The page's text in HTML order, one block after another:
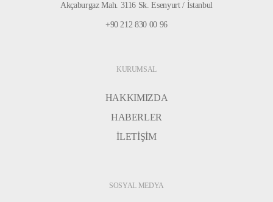
Akçaburgaz Mah. 3116 Sk. Esenyurt / İstanbul
+90 212 830 00 96
KURUMSAL
HAKKIMIZDA
HABERLER
İLETİŞİM
SOSYAL MEDYA